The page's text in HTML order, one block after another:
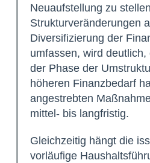
Neuaufstellung zu
Strukturveränderungen
Diversifizierung der
umfassen, wird deutlich,
der Phase der
höheren Finanzbedarf
angestrebten
mittel- bis langfristig.
Gleichzeitig hängt die
vorläufige